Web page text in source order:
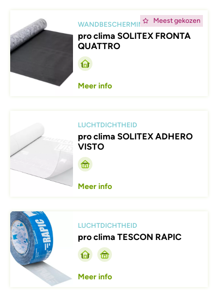
Meest gekozen
WANDBESCHERMING
pro clima SOLITEX FRONTA
QUATTRO
Meer info
LUCHTDICHTHEID
pro clima SOLITEX ADHERO
VISTO
Meer info
Afbeelding
LUCHTDICHTHEID
pro clima TESCON RAPIC
Meer info